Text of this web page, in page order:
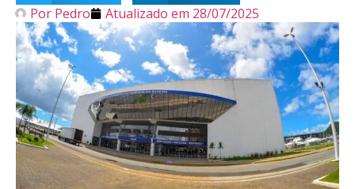
Por Pedro Atualizado em 28/07/2025